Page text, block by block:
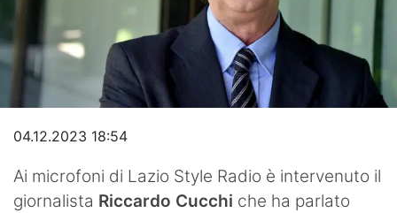
Video
04.12.2023 18:54
Ai microfoni di Lazio Style Radio è intervenuto il
giornalista Riccardo Cucchi che ha parlato